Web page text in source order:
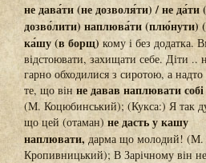
не дава́ти (не дозволя́ти) / не да́ти
дозво́лити) наплюва́ти (плю́нути)
ка́шу (в борщ) кому і без додатка.
відстоювати, захищати себе. Діти ..
гарно обходилися з сиротою, а
те, що вінне давав наплювати
(М. Коцюбинський); (Кукса:) Я так
що цей (отаман) не дасть у кашу
наплювати, дарма що молодий! (М.
Кропивницький); В Зарічному він